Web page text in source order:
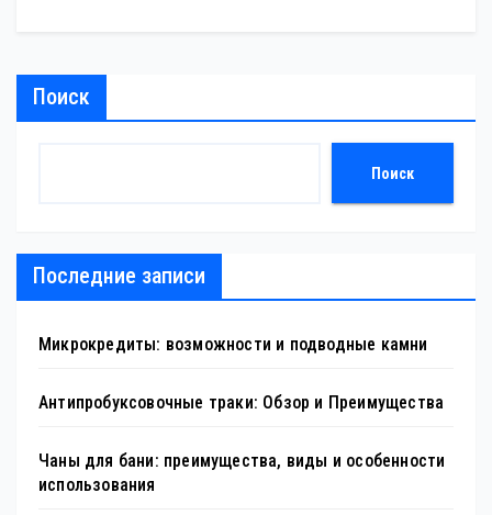
Поиск
Поиск
Последние записи
Микрокредиты: возможности и подводные камни
Антипробуксовочные траки: Обзор и Преимущества
Чаны для бани: преимущества, виды и особенности
использования